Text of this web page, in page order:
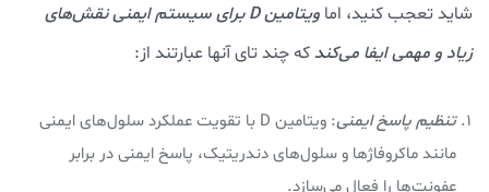
شاید تعجب کنید، اما
ویتامین D برای سیستم ایمنی نقش‌های
زیاد و مهمی ایفا می‌کندکه چند تای آنها عبارتند از:
تنظیم پاسخ ایمنی
: ویتامین D با تقویت عملکرد سلول‌های ایمنی
مانند ماکروفاژها و سلول‌های دندریتیک، پاسخ ایمنی در برابر
عفونت‌ها را فعال می‌سازد.